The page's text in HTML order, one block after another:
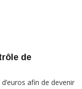
de
afin de devenir